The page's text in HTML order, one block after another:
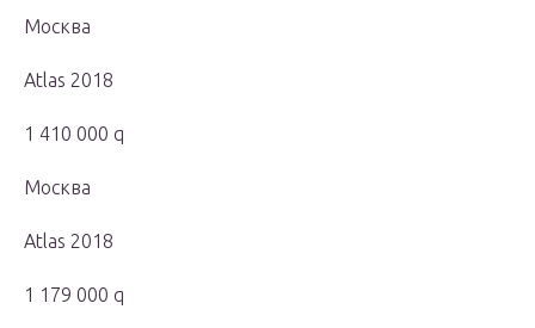
Москва
Atlas 2018
1 410 000 q
Москва
Atlas 2018
1 179 000 q